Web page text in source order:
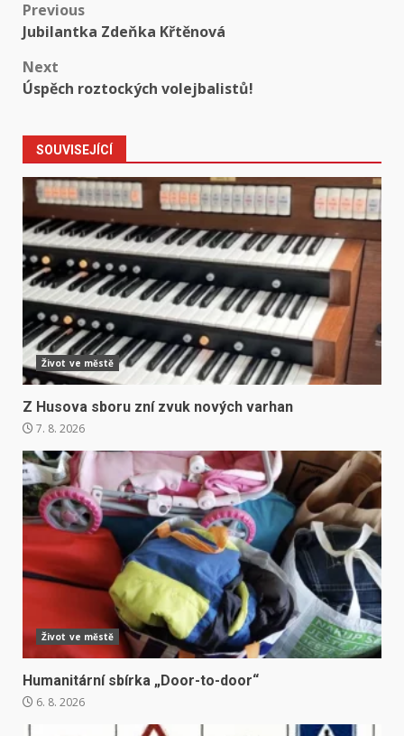
Post
Previous
Jubilantka Zdeňka Křtěnová
Next
Úspěch roztockých volejbalistů!
SOUVISEJÍCÍ
Život ve městě
Z Husova sboru zní zvuk nových varhan
7. 8. 2026
Život ve městě
Humanitární sbírka „Door-to-door“
6. 8. 2026